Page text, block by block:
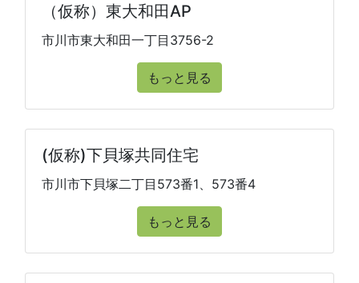
（仮称）東大和田AP
市川市東大和田一丁目3756-2
もっと見る
(仮称)下貝塚共同住宅
市川市下貝塚二丁目573番1、573番4
もっと見る